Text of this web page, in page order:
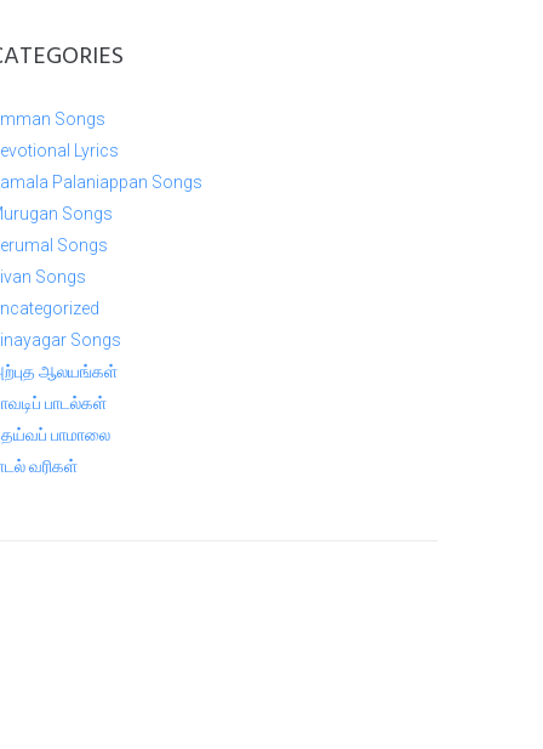
Songs
Lyrics
Palaniappan Songs
Songs
Songs
Songs
Songs
ஆலயங்கள்
பாடல்கள்
பாமாலை
வரிகள்